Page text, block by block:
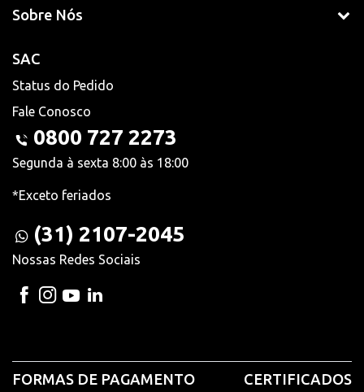
Sobre Nós
SAC
Status do Pedido
Fale Conosco
0800 727 2273
Segunda à sexta 8:00 às 18:00
*Exceto feriados
(31) 2107-2045
Nossas Redes Sociais
FORMAS DE PAGAMENTO CERTIFICADOS